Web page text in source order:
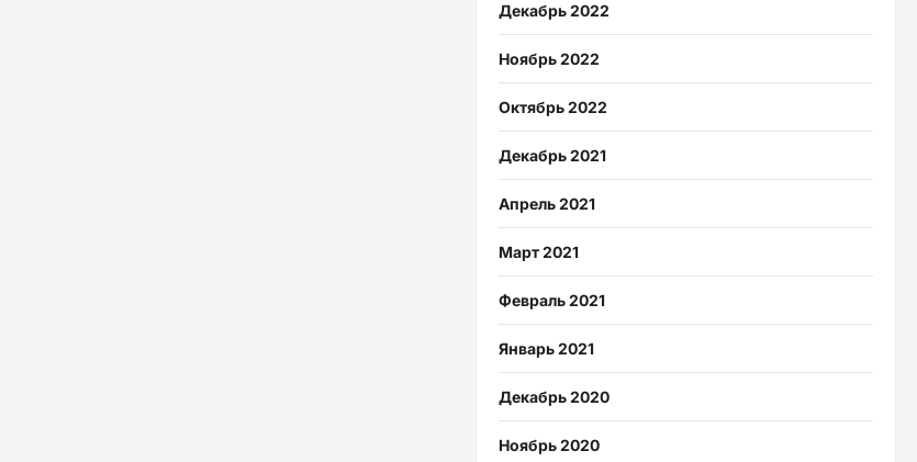
Декабрь 2022
Ноябрь 2022
Октябрь 2022
Декабрь 2021
Апрель 2021
Март 2021
Февраль 2021
Январь 2021
Декабрь 2020
Ноябрь 2020